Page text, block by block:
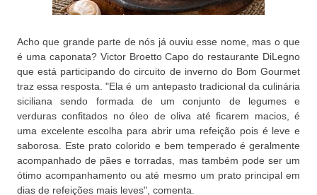
Acho que grande parte de nós já ouviu esse nome, mas o que
é uma caponata? Victor Broetto Capo do restaurante DiLegno
que está participando do circuito de inverno do Bom Gourmet
traz essa resposta. "Ela é um antepasto tradicional da culinária
siciliana sendo formada de um conjunto de legumes e
verduras confitados no óleo de oliva até ficarem macios, é
uma excelente escolha para abrir uma refeição pois é leve e
saborosa. Este prato colorido e bem temperado é geralmente
acompanhado de pães e torradas, mas também pode ser um
ótimo acompanhamento ou até mesmo um prato principal em
dias de refeições mais leves", comenta.